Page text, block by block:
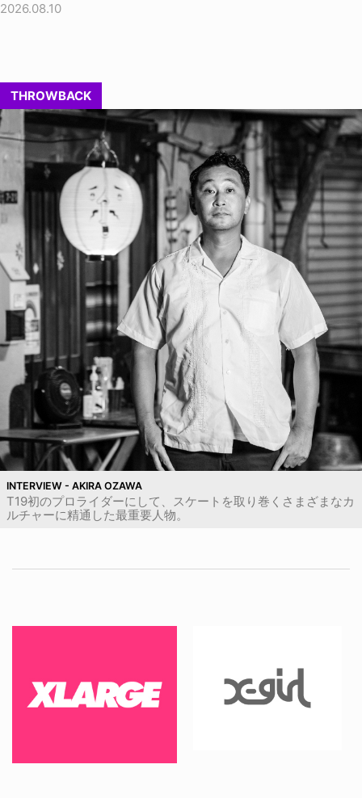
2026.08.10
THROWBACK
INTERVIEW - AKIRA OZAWA
T19初のプロライダーにして、スケートを取り巻くさまざまなカ
ルチャーに精通した最重要人物。